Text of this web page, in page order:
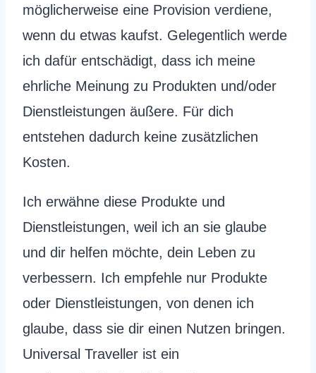
möglicherweise eine Provision verdiene,
wenn du etwas kaufst. Gelegentlich werde
ich dafür entschädigt, dass ich meine
ehrliche Meinung zu Produkten und/oder
Dienstleistungen äußere. Für dich
entstehen dadurch keine zusätzlichen
Kosten.
Ich erwähne diese Produkte und
Dienstleistungen, weil ich an sie glaube
und dir helfen möchte, dein Leben zu
verbessern. Ich empfehle nur Produkte
oder Dienstleistungen, von denen ich
glaube, dass sie dir einen Nutzen bringen.
Universal Traveller ist ein